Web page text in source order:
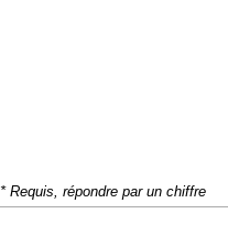
* Requis, répondre par un chiffre